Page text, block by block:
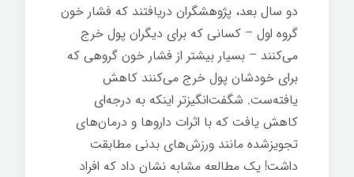
دو سال بعد، پژوهشگران دریافتند که فشار خون
گروه اول – کسانی که برای دیگران پول خرج
می‌کنند – بسیار بیشتر از فشار خون گروهی که
برای خودشان پول خرج می‌کنند کاهش
یافته‌ست. شگفت‌انگیزتر اینکه به درجه‌ای
کاهش یافت که با اثرات داروها و درمان‌های
تجویزشده مانند ورزش‌های بدنی مطابقت
داشت! یک مطالعه مشابه نشان داد که افراد